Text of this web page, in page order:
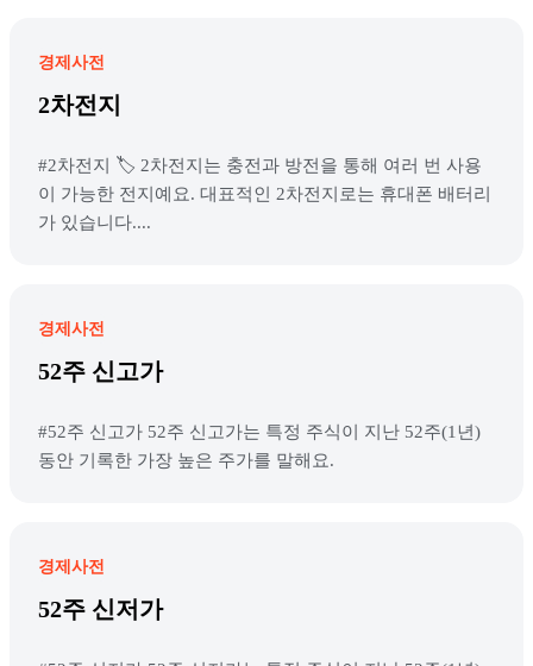
경제사전
2차전지
#2차전지 🏷️ 2차전지는 충전과 방전을 통해 여러 번 사용
이 가능한 전지예요. 대표적인 2차전지로는 휴대폰 배터리
가 있습니다....
경제사전
52주 신고가
#52주 신고가 52주 신고가는 특정 주식이 지난 52주(1년)
동안 기록한 가장 높은 주가를 말해요.
경제사전
52주 신저가